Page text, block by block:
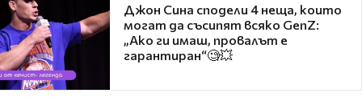
Джон Сина сподели 4 неща, които
могат да съсипят всяко GenZ:
„Ако ги имаш, провалът е
гарантиран“🧐💥